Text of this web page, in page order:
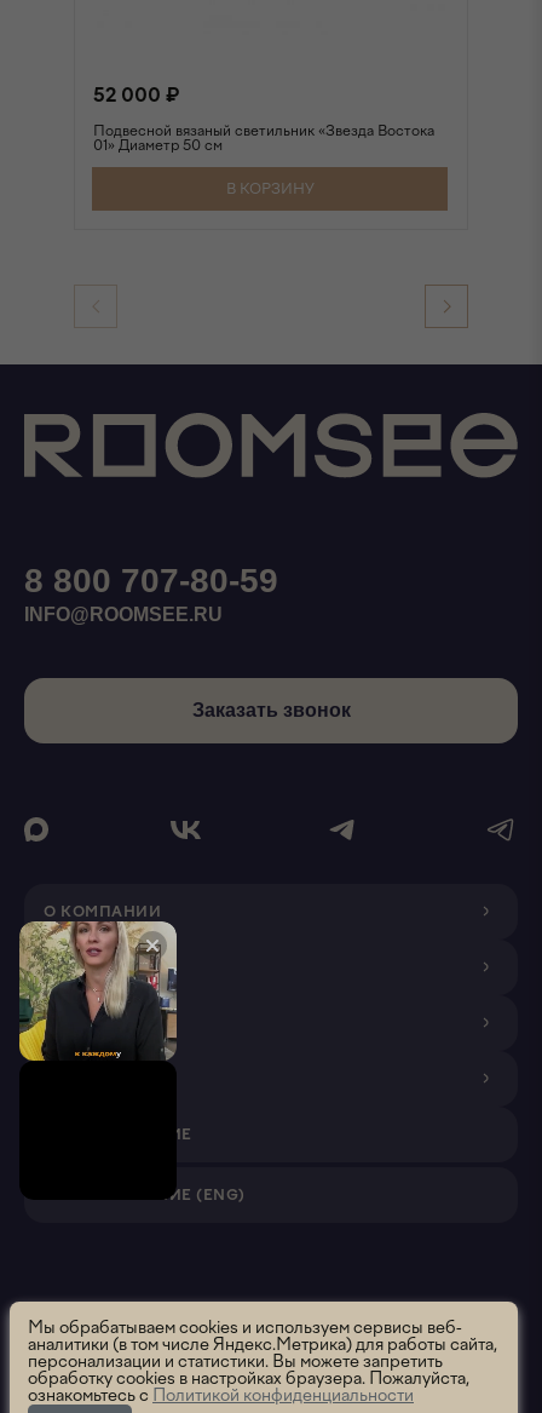
52 000 ₽
Подвесной вязаный светильник «Звезда Востока
01» Диаметр 50 см
В КОРЗИНУ
О КОМПАНИИ
ДИЗАЙНЕРАМ
ПОКУПАТЕЛЯМ
VR ПРИЛОЖЕНИЕ
VR ПРИЛОЖЕНИЕ (ENG)
8 800 707-80-59
INFO@ROOMSEE.RU
Заказать звонок
Roomsee. Все права защищены.2026 ООО "Румси" ОГРН
1195658012637
Политика использования
Политика конфиденциальности
Пользовательское соглашение
Сообщить об ошибке
Мы обрабатываем cookies и используем сервисы веб-
аналитики (в том числе Яндекс.Метрика) для работы сайта,
персонализации и статистики. Вы можете запретить
обработку cookies в настройках браузера. Пожалуйста,
ознакомьтесь с Политикой конфиденциальности